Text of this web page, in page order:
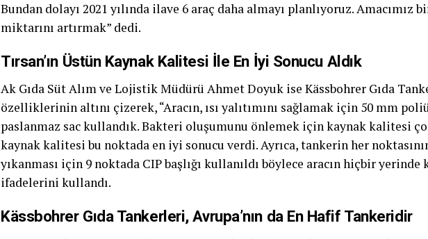
Bundan dolayı 2021 yılında ilave 6 araç daha almayı planlıyoruz. Amacımız
miktarını artırmak” dedi.
Tırsan’ın Üstün Kaynak Kalitesi İle En İyi Sonucu Aldık
Ak Gıda Süt Alım ve Lojistik Müdürü Ahmet Doyuk ise Kässbohrer Gıda
özelliklerinin altını çizerek, “Aracın, ısı yalıtımını sağlamak için 50 mm
paslanmaz sac kullandık. Bakteri oluşumunu önlemek için kaynak kalitesi
kaynak kalitesi bu noktada en iyi sonucu verdi. Ayrıca, tankerin her
yıkanması için 9 noktada CIP başlığı kullanıldı böylece aracın hiçbir yerinde
ifadelerini kullandı.
Kässbohrer Gıda Tankerleri, Avrupa’nın da En Hafif Tankeridir